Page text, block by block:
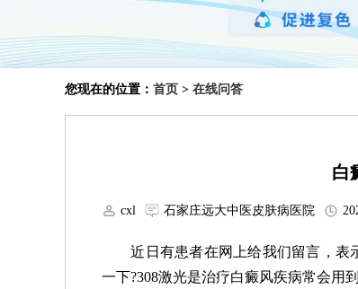
您现在的位置： 首页 > 在线问答
白
cxl 石家庄远大中医皮肤病医院
近日有患者在网上给我们留言，表
一下?308激光是治疗白癜风疾病常会用